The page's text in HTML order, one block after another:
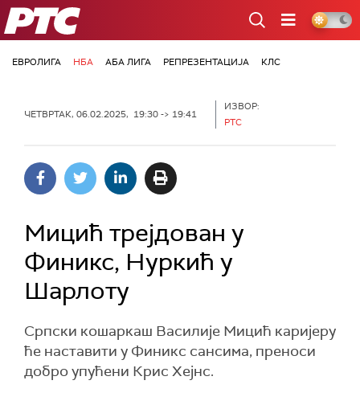
РТС
ЕВРОЛИГА НБА АБА ЛИГА РЕПРЕЗЕНТАЦИЈА КЛС
ЧЕТВРТАК, 06.02.2025, 19:30 -> 19:41
ИЗВОР:
РТС
Мицић трејдован у
Финикс, Нуркић у
Шарлоту
Српски кошаркаш Василије Мицић каријеру
ће наставити у Финикс сансима, преноси
добро упућени Крис Хејнс.